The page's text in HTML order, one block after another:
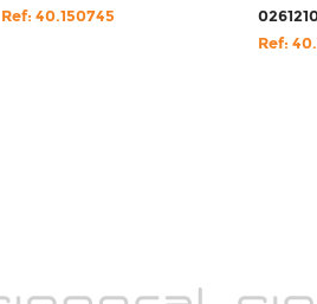
Ref: 40.150745
Ref: